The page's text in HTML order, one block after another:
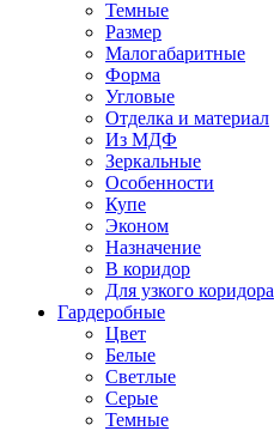
Темные
Размер
Малогабаритные
Форма
Угловые
Отделка и материал
Из МДФ
Зеркальные
Особенности
Купе
Эконом
Назначение
В коридор
Для узкого коридора
Гардеробные
Цвет
Белые
Светлые
Серые
Темные